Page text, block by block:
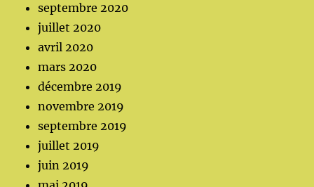
septembre 2020
juillet 2020
avril 2020
mars 2020
décembre 2019
novembre 2019
septembre 2019
juillet 2019
juin 2019